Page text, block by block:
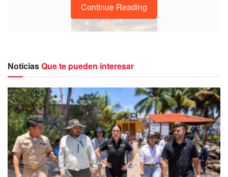
Filiberto Martínez, Representante de la Cumbre de
Continue Reading
NoticiasQue te pueden interesar